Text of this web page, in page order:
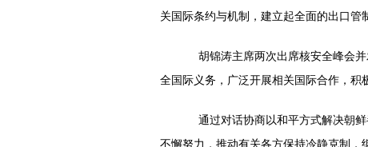
关国际条约与机制，建立起全面的出口管
胡锦涛主席两次出席核安全峰会并
全国际义务，广泛开展相关国际合作，
通过对话协商以和平方式解决朝鲜
不懈努力，推动有关各方保持冷静克制